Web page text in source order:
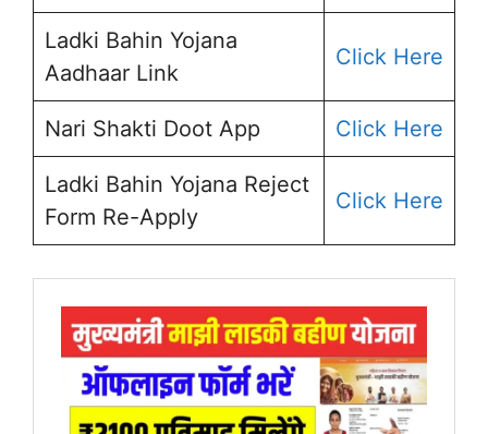
Ladki Bahin Yojana
Aadhaar Link
Click Here
Nari Shakti Doot App Click Here
Ladki Bahin Yojana Reject
Form Re-Apply
Click Here